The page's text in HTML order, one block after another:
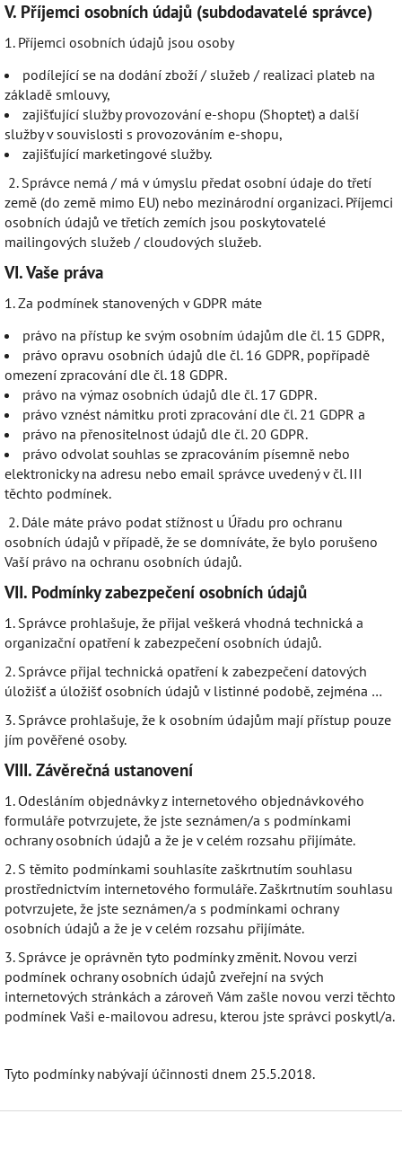
V. Příjemci osobních údajů (subdodavatelé správce)
1. Příjemci osobních údajů jsou osoby
podílející se na dodání zboží / služeb / realizaci plateb na
základě smlouvy,
zajišťující služby provozování e-shopu (Shoptet) a další
služby v souvislosti s provozováním e-shopu,
zajišťující marketingové služby.
2. Správce nemá / má v úmyslu předat osobní údaje do třetí
země (do země mimo EU) nebo mezinárodní organizaci. Příjemci
osobních údajů ve třetích zemích jsou poskytovatelé
mailingových služeb / cloudových služeb.
VI.Vaše práva
1. Za podmínek stanovených v GDPR máte
právo na přístup ke svým osobním údajům dle čl. 15 GDPR,
právo opravu osobních údajů dle čl. 16 GDPR, popřípadě
omezení zpracování dle čl. 18 GDPR.
právo na výmaz osobních údajů dle čl. 17 GDPR.
právo vznést námitku proti zpracování dle čl. 21 GDPR a
právo na přenositelnost údajů dle čl. 20 GDPR.
právo odvolat souhlas se zpracováním písemně nebo
elektronicky na adresu nebo email správce uvedený v čl. III
těchto podmínek.
2. Dále máte právo podat stížnost u Úřadu pro ochranu
osobních údajů v případě, že se domníváte, že bylo porušeno
Vaší právo na ochranu osobních údajů.
VII. Podmínky zabezpečení osobních údajů
1. Správce prohlašuje, že přijal veškerá vhodná technická a
organizační opatření k zabezpečení osobních údajů.
2. Správce přijal technická opatření k zabezpečení datových
úložišť a úložišť osobních údajů v listinné podobě, zejména …
3. Správce prohlašuje, že k osobním údajům mají přístup pouze
jím pověřené osoby.
VIII. Závěrečná ustanovení
1. Odesláním objednávky z internetového objednávkového
formuláře potvrzujete, že jste seznámen/a s podmínkami
ochrany osobních údajů a že je v celém rozsahu přijímáte.
2. S těmito podmínkami souhlasíte zaškrtnutím souhlasu
prostřednictvím internetového formuláře. Zaškrtnutím souhlasu
potvrzujete, že jste seznámen/a s podmínkami ochrany
osobních údajů a že je v celém rozsahu přijímáte.
3. Správce je oprávněn tyto podmínky změnit. Novou verzi
podmínek ochrany osobních údajů zveřejní na svých
internetových stránkách a zároveň Vám zašle novou verzi těchto
podmínek Vaši e-mailovou adresu, kterou jste správci poskytl/a.
Tyto podmínky nabývají účinnosti dnem 25.5.2018.